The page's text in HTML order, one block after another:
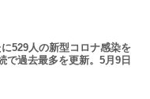
529人の新型コロナ感染を
で過去最多を更新。5月9日